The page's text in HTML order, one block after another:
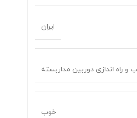
ایران
و راه اندازی دوربین مداربسته
خوب